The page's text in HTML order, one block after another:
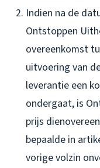
Indien na de
Ontstoppen
overeenkomst
uitvoering van
leverantie een
ondergaat, is
prijs
bepaalde in
vorige volzin